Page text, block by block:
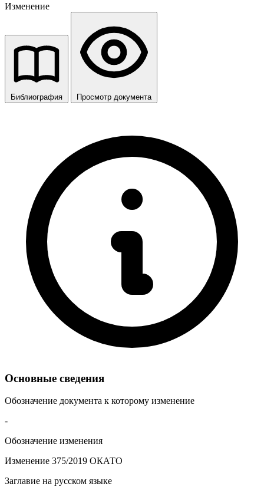
Изменение
Библиография Просмотр документа
Основные сведения
Обозначение документа к которому изменение
-
Обозначение изменения
Изменение 375/2019 ОКАТО
Заглавие на русском языке